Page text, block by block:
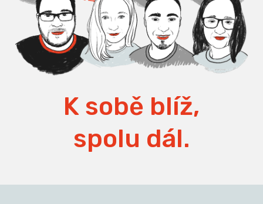
K sobě blíž,
spolu dál.